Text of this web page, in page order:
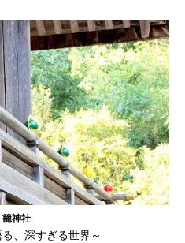
籠神社
、深すぎる世界～